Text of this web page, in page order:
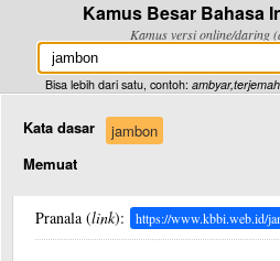
Kamus Besar Bahasa
Kamus versi online/daring
Bisa lebih dari satu, contoh:
Kata dasar
jambon
Memuat
Pranala (link): https://www.kbbi.web.id/